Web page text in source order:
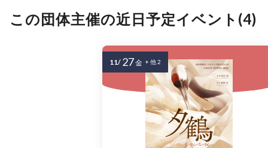
この団体主催の近日予定イベント(4)
11/ 27金 + 他 2